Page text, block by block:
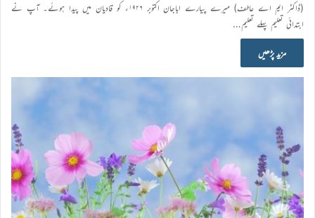
(ڈاکٹر ایم اے عاطف) میرے پیارے اباجان اکتوبر ۱۹۲۶ء کو قادیان میں پیدا ہوئے۔ آپ نے
ابتدائی تعلیم پہلے تعلیم…
مزید پڑھیں